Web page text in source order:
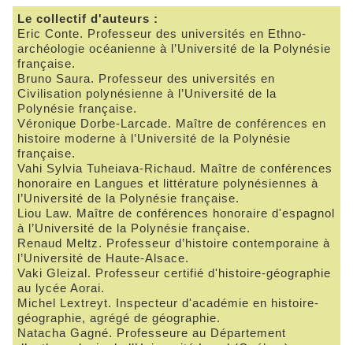
Le collectif d'auteurs :
Eric Conte. Professeur des universités en Ethno-
archéologie océanienne à l’Université de la Polynésie
française.
Bruno Saura. Professeur des universités en
Civilisation polynésienne à l’Université de la
Polynésie française.
Véronique Dorbe-Larcade. Maître de conférences en
histoire moderne à l’Université de la Polynésie
française.
Vahi Sylvia Tuheiava-Richaud. Maître de conférences
honoraire en Langues et littérature polynésiennes à
l’Université de la Polynésie française.
Liou Law. Maître de conférences honoraire d'espagnol
à l’Université de la Polynésie française.
Renaud Meltz. Professeur d’histoire contemporaine à
l’Université de Haute-Alsace.
Vaki Gleizal. Professeur certifié d'histoire-géographie
au lycée Aorai.
Michel Lextreyt. Inspecteur d'académie en histoire-
géographie, agrégé de géographie.
Natacha Gagné. Professeure au Département